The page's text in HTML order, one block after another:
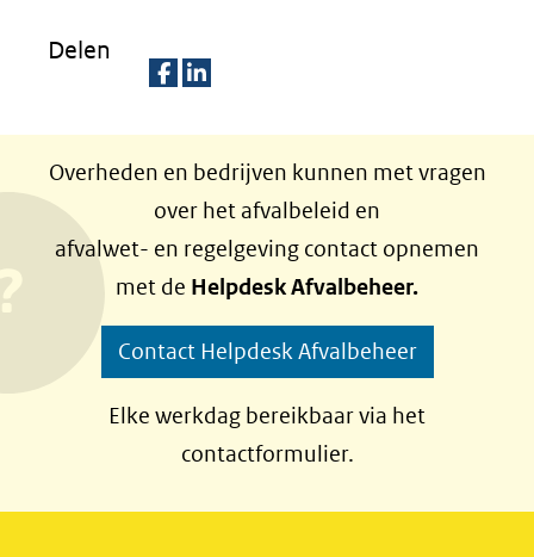
(verwijst
een
andere
website)
Delen
l
e
n
o
p
F
b
l
e
n
o
p
L
e
Overheden en bedrijven kunnen met vragen
over het afvalbeleid en
afvalwet- en regelgeving contact opnemen
met de Helpdesk Afvalbeheer.
Contact Helpdesk Afvalbeheer
Elke werkdag bereikbaar via het
contactformulier.